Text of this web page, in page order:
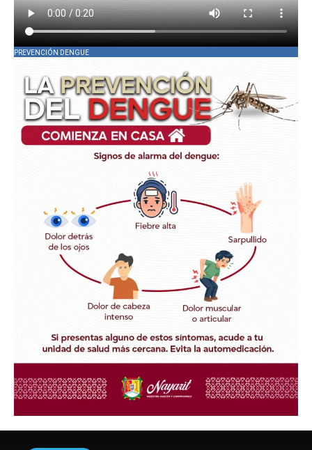
PREVENCIÓN DENGUE